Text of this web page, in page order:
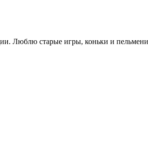
Люблю старые игры, коньки и